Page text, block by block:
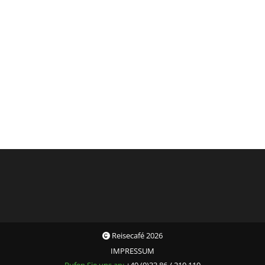
Reisecafé 2026
IMPRESSUM